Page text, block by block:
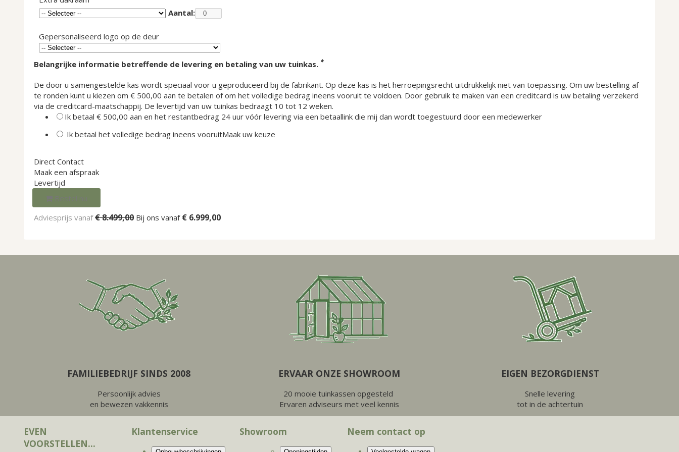
Aantal:
Gepersonaliseerd logo op de deur
Belangrijke informatie betreffende de levering en betaling van uw tuinkas. *
De door u samengestelde kas wordt speciaal voor u geproduceerd bij de fabrikant. Op deze kas is het herroepingsrecht uitdrukkelijk niet van toepassing. Om uw bestelling af
te ronden kunt u kiezen om € 500,00 aan te betalen of om het volledige bedrag ineens vooruit te voldoen. Door gebruik te maken van een creditcard is uw betaling verzekerd
via de creditcard-maatschappij. De levertijd van uw tuinkas bedraagt 10 tot 12 weken.
Ik betaal € 500,00 aan en het restantbedrag 24 uur vóór levering via een betaallink die mij dan wordt toegestuurd door een medewerker
Ik betaal het volledige bedrag ineens vooruitMaak uw keuze
Direct Contact
Maak een afspraak
Levertijd
Bestel nu
Adviesprijs vanaf € 8.499,00 Bij ons vanaf € 6.999,00
FAMILIEBEDRIJF SINDS 2008
Persoonlijk advies
en bewezen vakkennis
ERVAAR ONZE SHOWROOM
20 mooie tuinkassen opgesteld
Ervaren adviseurs met veel kennis
EIGEN BEZORGDIENST
Snelle levering
tot in de achtertuin
EVEN
VOORSTELLEN...
Klantenservice Showroom Neem contact op